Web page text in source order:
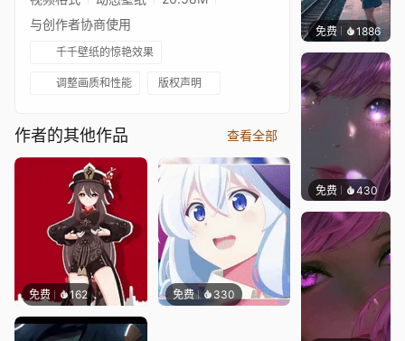
与创作者协商使用
千千壁纸的惊艳效果
调整画质和性能 版权声明
作者的其他作品 查看全部
免费 162 免费 330
免费 1886辰东
免费 430辰东